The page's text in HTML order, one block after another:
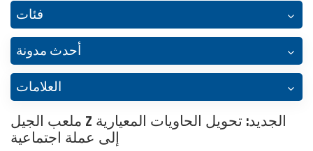
فئات
أحدث مدونة
العلامات
ملعب الجيل Z الجديد: تحويل الحاويات المعيارية
إلى عملة اجتماعية